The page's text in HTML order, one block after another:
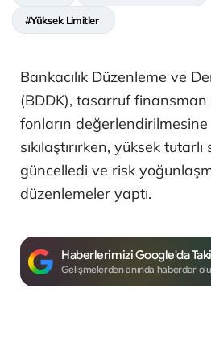
#Yüksek Limitler
Bankacılık Düzenleme ve
(BDDK), tasarruf
fonların değerlendirilmesine
sıkılaştırırken, yüksek
güncelledi ve risk
düzenlemeler yaptı.
Haberlerimizi Google'da
Gelişmelerden anında haberdar